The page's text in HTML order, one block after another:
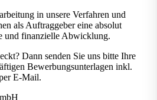
in unsere Verfahren und
als Auftraggeber eine absolut
und finanzielle Abwicklung.
Dann senden Sie uns bitte Ihre
Bewerbungsunterlagen inkl.
E-Mail.